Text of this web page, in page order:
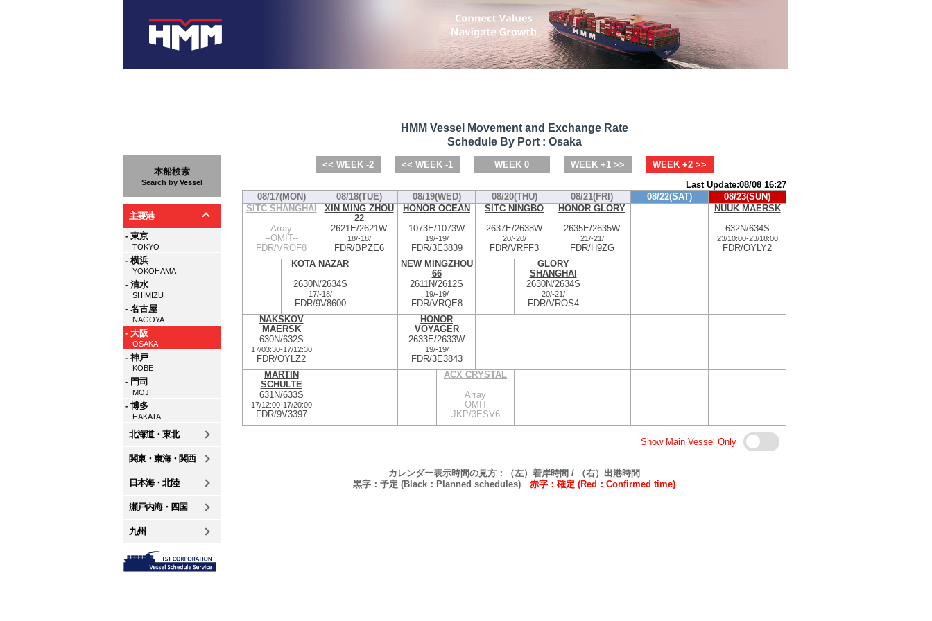
本船検索
Search by Vessel
主要港
- 東京
TOKYO
- 横浜
YOKOHAMA
- 清水
SHIMIZU
- 名古屋
NAGOYA
- 大阪
OSAKA
- 神戸
KOBE
- 門司
MOJI
- 博多
HAKATA
北海道・東北
関東・東海・関西
日本海・北陸
瀬戸内海・四国
九州
HMM Vessel Movement and Exchange Rate
Schedule By Port : Osaka
<< WEEK -2 << WEEK -1 WEEK 0 WEEK +1 >>
WEEK +2 >>
Last Update:08/08 16:27
08/17(MON)
08/18(TUE) 08/19(WED) 08/20(THU) 08/21(FRI) 08/22(SAT)
08/23(SUN)
SITC SHANGHAI
Array
--OMIT--
FDR/VROF8
XIN MING ZHOU
22
2621E/2621W
18/-18/
FDR/BPZE6
HONOR OCEAN
1073E/1073W
19/-19/
FDR/3E3839
SITC NINGBO
2637E/2638W
20/-20/
FDR/VRFF3
HONOR GLORY
2635E/2635W
21/-21/
FDR/H9ZG
NUUK MAERSK
632N/634S
23/10:00-23/18:00
FDR/OYLY2
KOTA NAZAR
2630N/2634S
17/-18/
FDR/9V8600
NEW MINGZHOU
66
2611N/2612S
19/-19/
FDR/VRQE8
GLORY
SHANGHAI
2630N/2634S
20/-21/
FDR/VROS4
NAKSKOV
MAERSK
630N/632S
17/03:30-17/12:30
FDR/OYLZ2
HONOR
VOYAGER
2633E/2633W
19/-19/
FDR/3E3843
MARTIN
SCHULTE
631N/633S
17/12:00-17/20:00
FDR/9V3397
ACX CRYSTAL
Array
--OMIT--
JKP/3ESV6
Show Main Vessel Only
カレンダー表示時間の見方：（左）着岸時間 / （右）出港時間
黒字：予定 (Black：Planned schedules) 赤字：確定 (Red：Confirmed time)